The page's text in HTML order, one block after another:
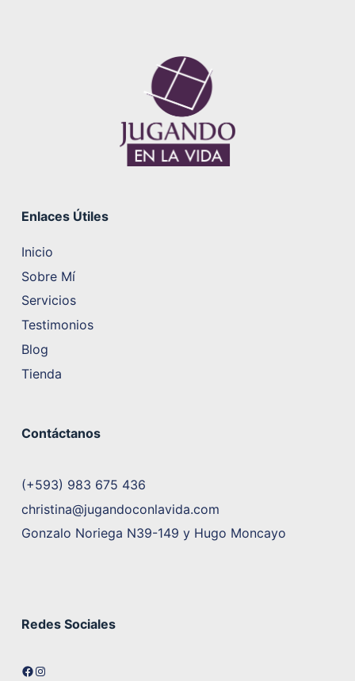
Enlaces Útiles
Inicio
Sobre Mí
Servicios
Testimonios
Blog
Tienda
Contáctanos
(+593) 983 675 436
christina@jugandoconlavida.com
Gonzalo Noriega N39-149 y Hugo Moncayo
Redes Sociales
Facebook
Instagram